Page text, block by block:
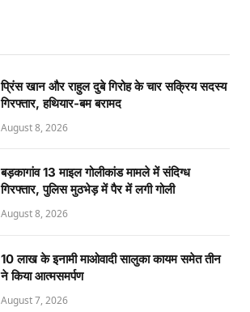
प्रिंस खान और राहुल दुबे गिरोह के चार सक्रिय सदस्य
गिरफ्तार, हथियार-बम बरामद
August 8, 2026
बड़कागांव 13 माइल गोलीकांड मामले में संदिग्ध
गिरफ्तार, पुलिस मुठभेड़ में पैर में लगी गोली
August 8, 2026
10 लाख के इनामी माओवादी सालुका कायम समेत तीन
ने किया आत्मसमर्पण
August 7, 2026